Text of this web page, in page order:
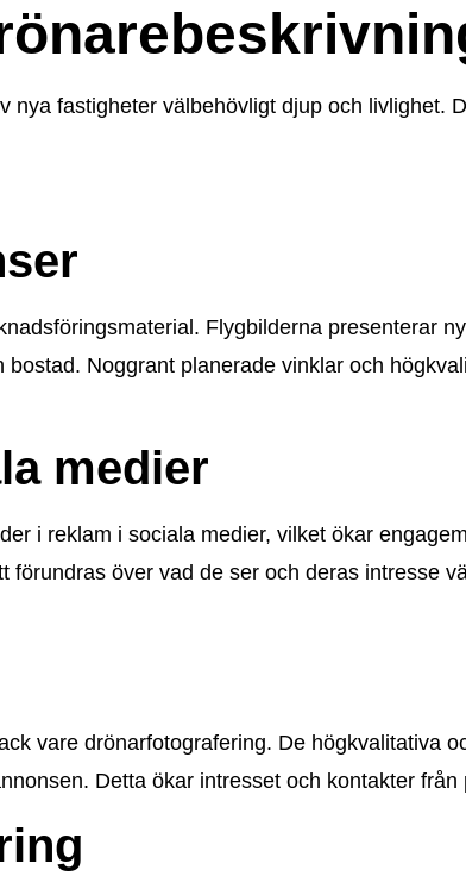
nya fastigheter välbehövligt djup och livlighet.
Flygbilderna presenterar
Noggrant planerade vinklar och
medier
i reklam i sociala medier, vilket ökar
över vad de ser och deras intresse
vare drönarfotografering. De högkvalitativa
Detta ökar intresset och kontakter från